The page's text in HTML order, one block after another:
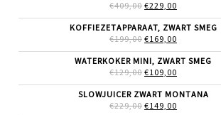
€249,00.
€409,00 OORSPRONKELIJKE
WAS:
€409,00.
€229,00
IS:
KOFFIEZETAPPARAAT, ZWART SMEG
€199,00 OORSPRONKELIJKE
WAS:
€199,00.
€169,00
IS:
WATERKOKER MINI, ZWART SMEG
€129,00 OORSPRONKELIJKE
WAS:
€129,00.
€109,00
IS:
SLOWJUICER ZWART MONTANA
€229,00 OORSPRONKELIJKE
€149,00